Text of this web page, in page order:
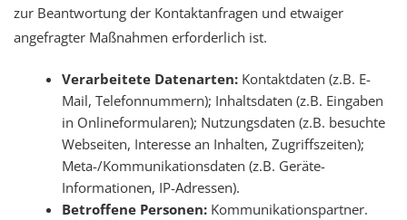
zur Beantwortung der Kontaktanfragen und etwaiger
angefragter Maßnahmen erforderlich ist.
Verarbeitete Datenarten: Kontaktdaten (z.B. E-
Mail, Telefonnummern); Inhaltsdaten (z.B. Eingaben
in Onlineformularen); Nutzungsdaten (z.B. besuchte
Webseiten, Interesse an Inhalten, Zugriffszeiten);
Meta-/Kommunikationsdaten (z.B. Geräte-
Informationen, IP-Adressen).
Betroffene Personen: Kommunikationspartner.